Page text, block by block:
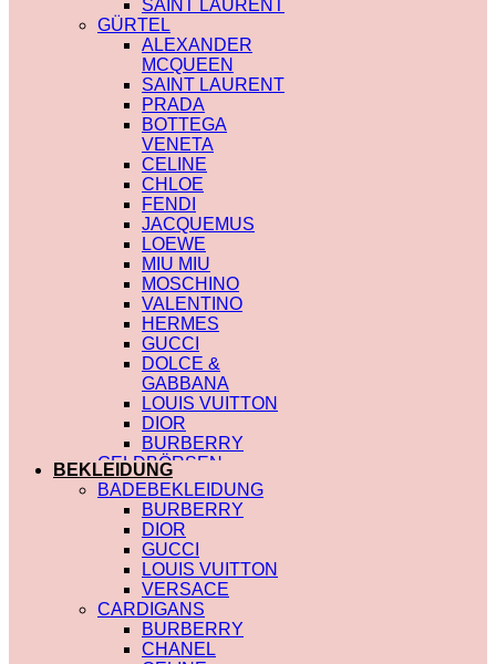
SAINT LAURENT
GÜRTEL
ALEXANDER
MCQUEEN
SAINT LAURENT
PRADA
BOTTEGA
VENETA
CELINE
CHLOE
FENDI
JACQUEMUS
LOEWE
MIU MIU
MOSCHINO
VALENTINO
HERMES
GUCCI
DOLCE &
GABBANA
LOUIS VUITTON
DIOR
BURBERRY
GELDBÖRSEN
SAINT LAURENT
PRADA
HERMES
GUCCI
DIOR
CHLOE
FENDI
JACQUEMUS
CELINE
BEKLEIDUNG
BADEBEKLEIDUNG
BURBERRY
DIOR
GUCCI
LOUIS VUITTON
VERSACE
CARDIGANS
BURBERRY
CHANEL